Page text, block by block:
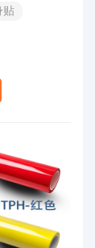
贴